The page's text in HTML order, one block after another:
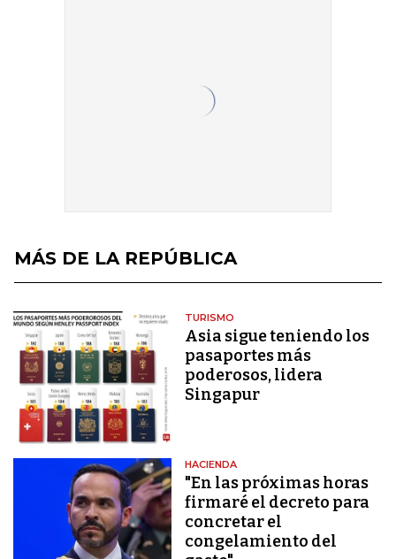
MÁS DE LA REPÚBLICA
TURISMO
Asia sigue teniendo los
pasaportes más
poderosos, lidera
Singapur
HACIENDA
"En las próximas horas
firmaré el decreto para
concretar el
congelamiento del